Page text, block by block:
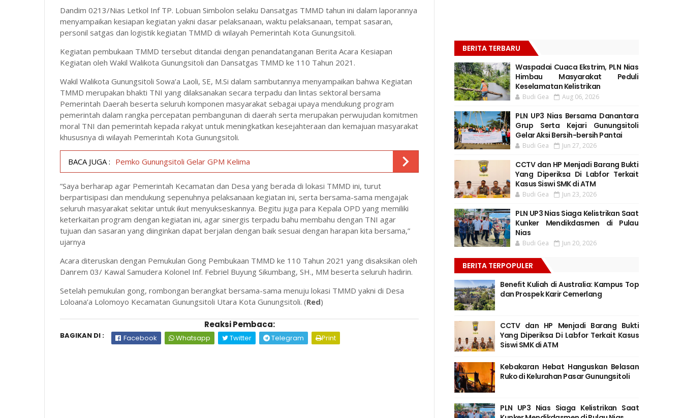
Dandim 0213/Nias Letkol Inf TP. Lobuan Simbolon selaku Dansatgas TMMD tahun ini dalam laporannya
menyampaikan kesiapan kegiatan yakni dasar pelaksanaan, waktu pelaksanaan, tempat sasaran,
personil satgas dan logistik kegiatan TMMD di wilayah Pemerintah Kota Gunungsitoli.
Kegiatan pembukaan TMMD tersebut ditandai dengan penandatanganan Berita Acara Kesiapan
Kegiatan oleh Wakil Walikota Gunungsitoli dan Dansatgas TMMD ke 110 Tahun 2021.
Wakil Walikota Gunungsitoli Sowa’a Laoli, SE, M.Si dalam sambutannya menyampaikan bahwa Kegiatan
TMMD merupakan bhakti TNI yang dilaksanakan secara terpadu dan lintas sektoral bersama
Pemerintah Daerah beserta seluruh komponen masyarakat sebagai upaya mendukung program
pemerintah dalam rangka percepatan pembangunan di daerah serta merupakan perwujudan komitmen
moral TNI dan pemerintah kepada rakyat untuk meningkatkan kesejahteraan dan kemajuan masyarakat
khususnya di wilayah Pemerintah Kota Gunungsitoli.
BACA JUGA : Pemko Gunungsitoli Gelar GPM Kelima
”Saya berharap agar Pemerintah Kecamatan dan Desa yang berada di lokasi TMMD ini, turut
berpartisipasi dan mendukung sepenuhnya pelaksanaan kegiatan ini, serta bersama-sama mengajak
seluruh masyarakat sekitar untuk ikut menyukseskannya. Begitu juga para Kepala OPD yang memiliki
keterkaitan program dengan kegiatan ini, agar sinergis terpadu bahu membahu dengan TNI agar
tujuan dan sasaran yang diinginkan dapat berjalan dengan baik sesuai dengan harapan kita bersama,”
ujarnya
Acara diteruskan dengan Pemukulan Gong Pembukaan TMMD ke 110 Tahun 2021 yang disaksikan oleh
Danrem 03/ Kawal Samudera Kolonel Inf. Febriel Buyung Sikumbang, SH., MM beserta seluruh hadirin.
Setelah pemukulan gong, rombongan berangkat bersama-sama menuju lokasi TMMD yakni di Desa
Loloana’a Lolomoyo Kecamatan Gunungsitoli Utara Kota Gunungsitoli. (Red)
Reaksi Pembaca:
BAGIKAN DI : Facebook Whatsapp Twitter Telegram Print
BERITA TERBARU
Waspadai Cuaca Ekstrim, PLN Nias
Himbau Masyarakat Peduli
Keselamatan Kelistrikan
Budi Gea Aug 06, 2026
PLN UP3 Nias Bersama Danantara
Grup Serta Kejari Gunungsitoli
Gelar Aksi Bersih-bersih Pantai
Budi Gea Jun 27, 2026
CCTV dan HP Menjadi Barang Bukti
Yang Diperiksa Di Labfor Terkait
Kasus Siswi SMK di ATM
Budi Gea Jun 23, 2026
PLN UP3 Nias Siaga Kelistrikan Saat
Kunker Mendikdasmen di Pulau
Nias
Budi Gea Jun 20, 2026
BERITA TERPOPULER
Benefit Kuliah di Australia: Kampus Top
dan Prospek Karir Cemerlang
CCTV dan HP Menjadi Barang Bukti
Yang Diperiksa Di Labfor Terkait Kasus
Siswi SMK di ATM
Kebakaran Hebat Hanguskan Belasan
Ruko di Kelurahan Pasar Gunungsitoli
PLN UP3 Nias Siaga Kelistrikan Saat